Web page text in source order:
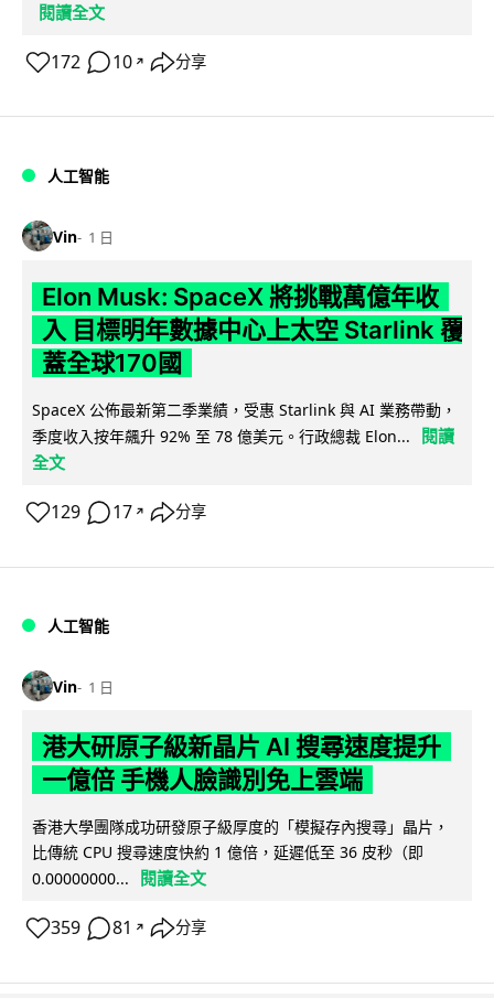
閱讀全文
172 10 ↗ 分享
人工智能
Vin 1 日
Elon Musk: SpaceX 將挑戰萬億年收
入 目標明年數據中心上太空 Starlink 覆
蓋全球170國
SpaceX 公佈最新第二季業績，受惠 Starlink 與 AI 業務帶動，
季度收入按年飆升 92% 至 78 億美元。行政總裁 Elon...
閱讀
全文
129 17 ↗ 分享
人工智能
Vin 1 日
港大研原子級新晶片 AI 搜尋速度提升
一億倍 手機人臉識別免上雲端
香港大學團隊成功研發原子級厚度的「模擬存內搜尋」晶片，
比傳統 CPU 搜尋速度快約 1 億倍，延遲低至 36 皮秒（即
0.00000000...
閱讀全文
359 81 ↗ 分享